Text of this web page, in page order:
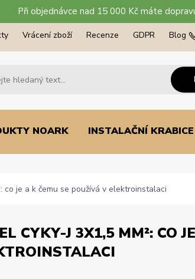
Při objednávce nad 15 000 Kč máte
Vrácení zboží Recenze GDPR Blog
NOARK INSTALAČNÍ KRABICE
co je a k čemu se používá v elektroinstalaci
CYKY-J 3X1,5 MM²: CO